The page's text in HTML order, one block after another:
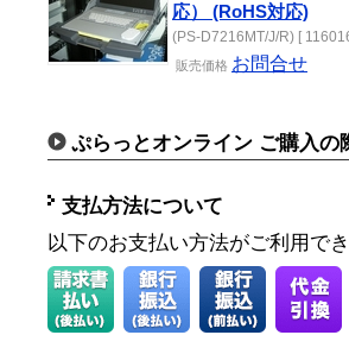
応） (RoHS対応)
(PS-D7216MT/J/R) [
販売価格 お問合せ
ぷらっとオンライン ご購入の
支払方法について
以下のお支払い方法がご利用で